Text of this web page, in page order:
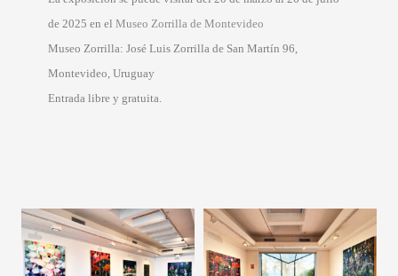
de 2025 en elMuseo Zorrilla de Montevideo
Museo Zorrilla: José Luis Zorrilla de San Martín 96,
Montevideo, Uruguay
Entrada libre y gratuita.